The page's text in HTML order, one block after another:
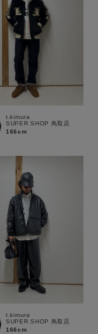
t.kimura
SUPER SHOP 鳥取店
166cm
t.kimura
SUPER SHOP 鳥取店
166cm